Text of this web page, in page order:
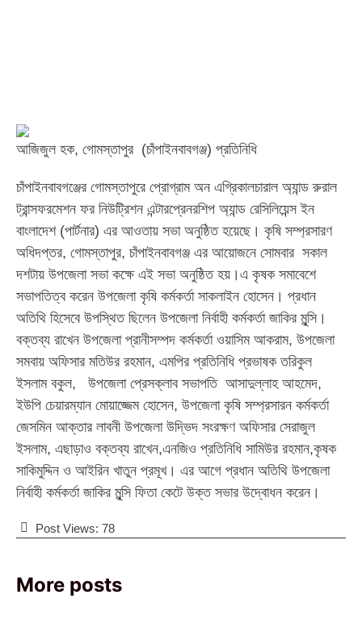
আজিজুল হক, গোমস্তাপুর (চাঁপাইনবাবগঞ্জ) প্রতিনিধি
চাঁপাইনবাবগঞ্জের গোমস্তাপুরে প্রোগ্রাম অন এগ্রিকালচারাল অ্যান্ড রুরাল
ট্রান্সফরমেশন ফর নিউট্রিশন এন্টারপ্রেনরশিপ অ্যান্ড রেসিলিয়েন্স ইন
বাংলাদেশ (পার্টনার) এর আওতায় সভা অনুষ্ঠিত হয়েছে। কৃষি সম্প্রসারণ
অধিদপ্তর, গোমস্তাপুর, চাঁপাইনবাবগঞ্জ এর আয়োজনে সোমবার সকাল
দশটায় উপজেলা সভা কক্ষে এই সভা অনুষ্ঠিত হয়।এ কৃষক সমাবেশে
সভাপতিত্ব করেন উপজেলা কৃষি কর্মকর্তা সাকলাইন হোসেন। প্রধান
অতিথি হিসেবে উপস্থিত ছিলেন উপজেলা নির্বাহী কর্মকর্তা জাকির মুন্সি।
বক্তব্য রাখেন উপজেলা প্রানীসম্পদ কর্মকর্তা ওয়াসিম আকরাম, উপজেলা
সমবায় অফিসার মতিউর রহমান, এমপির প্রতিনিধি প্রভাষক তরিকুল
ইসলাম বকুল, উপজেলা প্রেসক্লাব সভাপতি আসাদুল্লাহ আহমেদ,
ইউপি চেয়ারম্যান মোয়াজ্জেম হোসেন, উপজেলা কৃষি সম্প্রসারন কর্মকর্তা
জেসমিন আক্তার লাবনী উপজেলা উদ্ভিদ সংরক্ষণ অফিসার সেরাজুল
ইসলাম, এছাড়াও বক্তব্য রাখেন,এনজিও প্রতিনিধি সামিউর রহমান,কৃষক
সাকিমুদ্দিন ও আইরিন খাতুন প্রমূখ। এর আগে প্রধান অতিথি উপজেলা
নির্বাহী কর্মকর্তা জাকির মুন্সি ফিতা কেটে উক্ত সভার উদ্বোধন করেন।
Post Views: 78
More posts